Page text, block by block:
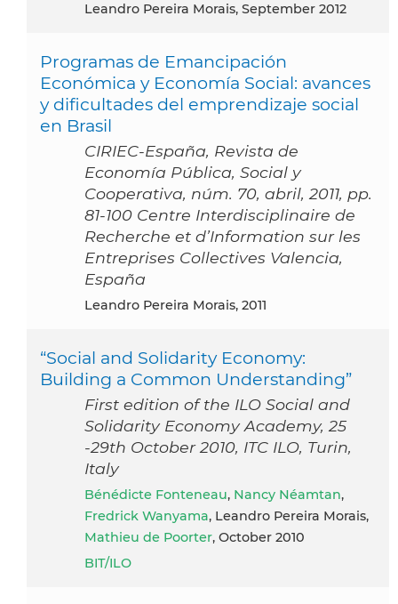
Leandro Pereira Morais, September 2012
Programas de Emancipación
Económica y Economía Social: avances
y dificultades del emprendizaje social
en Brasil
CIRIEC-España, Revista de
Economía Pública, Social y
Cooperativa, núm. 70, abril, 2011, pp.
81-100 Centre Interdisciplinaire de
Recherche et d’Information sur les
Entreprises Collectives Valencia,
España
Leandro Pereira Morais, 2011
“Social and Solidarity Economy:
Building a Common Understanding”
First edition of the ILO Social and
Solidarity Economy Academy, 25
-29th October 2010, ITC ILO, Turin,
Italy
Bénédicte Fonteneau, Nancy Néamtan,
Fredrick Wanyama, Leandro Pereira Morais,
Mathieu de Poorter, October 2010
BIT/ILO